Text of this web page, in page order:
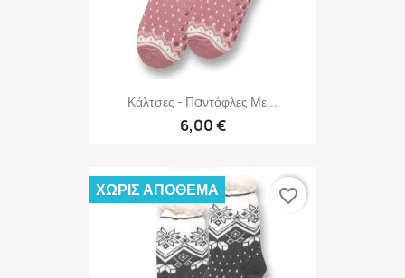
Κάλτσες - Παντόφλες Με...
6,00 €
ΧΩΡΊΣ ΑΠΌΘΕΜΑ favorite_border